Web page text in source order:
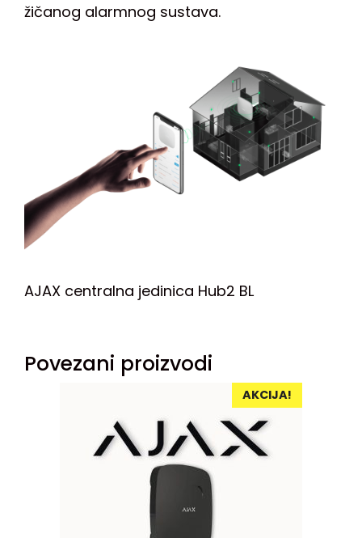
žičanog alarmnog sustava.
AJAX centralna jedinica Hub2 BL
Povezani proizvodi
AKCIJA!